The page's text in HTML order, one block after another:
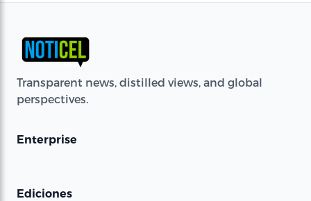
Transparent news, distilled views, and global
perspectives.
Enterprise
Ediciones